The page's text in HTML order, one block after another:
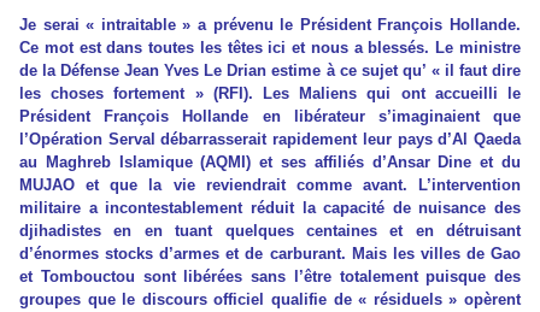
Je serai « intraitable » a prévenu le Président François Hollande.
Ce mot est dans toutes les têtes ici et nous a blessés. Le ministre
de la Défense Jean Yves Le Drian estime à ce sujet qu’ « il faut dire
les choses fortement » (RFI). Les Maliens qui ont accueilli le
Président François Hollande en libérateur s’imaginaient que
l’Opération Serval débarrasserait rapidement leur pays d’Al Qaeda
au Maghreb Islamique (AQMI) et ses affiliés d’Ansar Dine et du
MUJAO et que la vie reviendrait comme avant. L’intervention
militaire a incontestablement réduit la capacité de nuisance des
djihadistes en en tuant quelques centaines et en détruisant
d’énormes stocks d’armes et de carburant. Mais les villes de Gao
et Tombouctou sont libérées sans l’être totalement puisque des
groupes que le discours officiel qualifie de « résiduels » opèrent